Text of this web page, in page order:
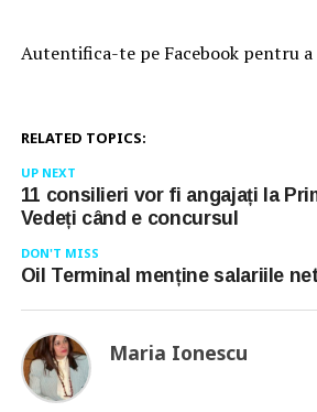
Autentifica-te pe Facebook pentru
RELATED TOPICS:
UP NEXT
11 consilieri vor fi angajați la
Vedeți când e concursul
DON'T MISS
Oil Terminal menține salariile
Maria Ionescu